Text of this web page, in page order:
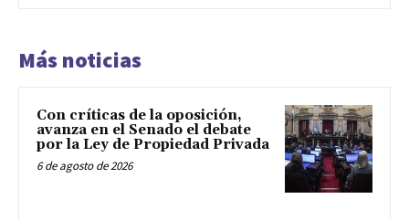
Más noticias
Con críticas de la oposición,
avanza en el Senado el debate
por la Ley de Propiedad Privada
6 de agosto de 2026